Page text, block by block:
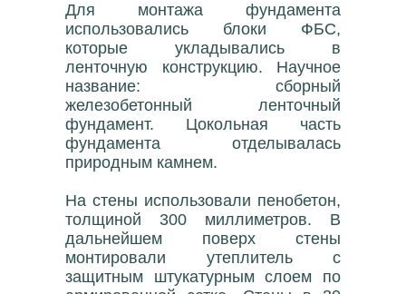
Для монтажа фундамента
использовались блоки ФБС,
которые укладывались в
ленточную конструкцию. Научное
название: сборный
железобетонный ленточный
фундамент. Цокольная часть
фундамента отделывалась
природным камнем.
На стены использовали пенобетон,
толщиной 300 миллиметров. В
дальнейшем поверх стены
монтировали утеплитель с
защитным штукатурным слоем по